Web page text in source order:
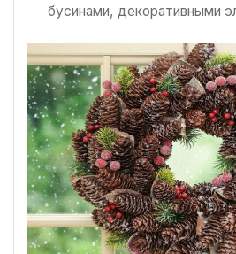
бусинами, декоративными